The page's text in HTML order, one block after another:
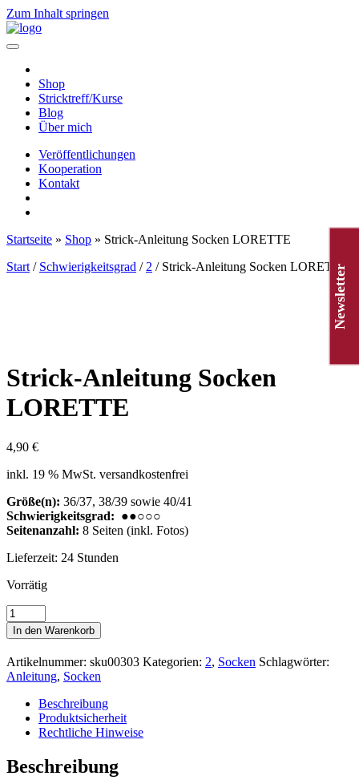
Zum Inhalt springen
Hauptnavigation
Shop
Stricktreff/Kurse
Blog
Über mich
Veröffentlichungen
Kooperation
Kontakt
Startseite » Shop » Strick-Anleitung Socken LORETTE
Start / Schwierigkeitsgrad / 2 / Strick-Anleitung Socken LORETTE
Strick-Anleitung Socken
LORETTE
4,90 €
inkl. 19 % MwSt. versandkostenfrei
Größe(n): 36/37, 38/39 sowie 40/41
Schwierigkeitsgrad: ●●○○○
Seitenanzahl: 8 Seiten (inkl. Fotos)
Lieferzeit: 24 Stunden
Vorrätig
Strick-
Anleitung
Socken
LORETTE
Menge
In den Warenkorb
Artikelnummer: sku00303 Kategorien: 2, Socken Schlagwörter:
Anleitung, Socken
Beschreibung
Produktsicherheit
Rechtliche Hinweise
Beschreibung
Newsletter